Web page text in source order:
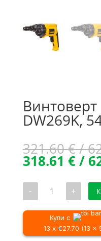
Винтоверт
DW269K,
321.60€/
318.61 €/
- количество
Винтоверт
DeWALT
DW269K,
540
W,
+
Купи с
13 x €27.70 (13 x